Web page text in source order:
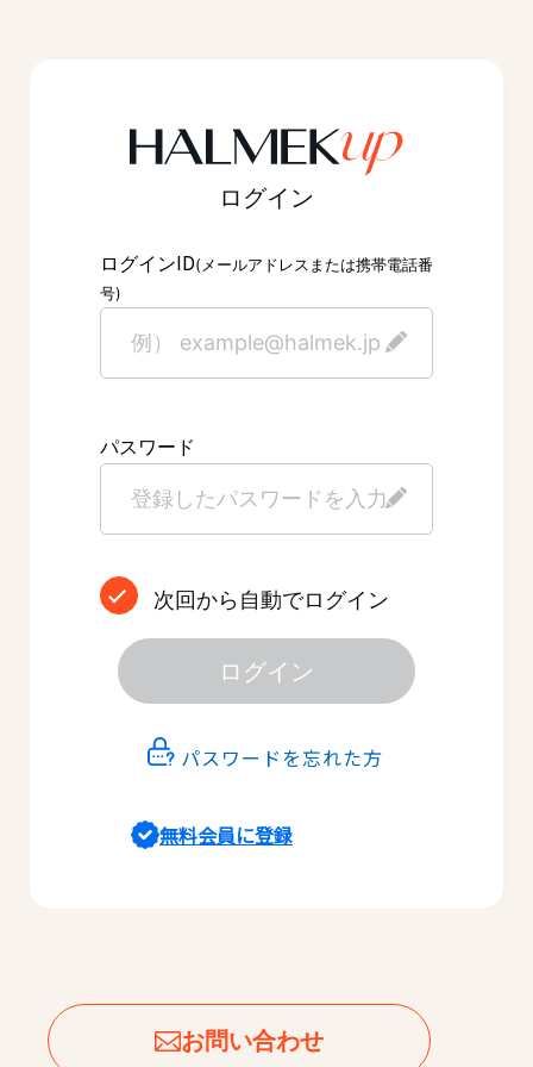
ログイン
ログインID(メールアドレスまたは携帯電話番
号)
パスワード
次回から自動でログイン
ログイン
パスワードを忘れた方
無料会員に登録
お問い合わせ